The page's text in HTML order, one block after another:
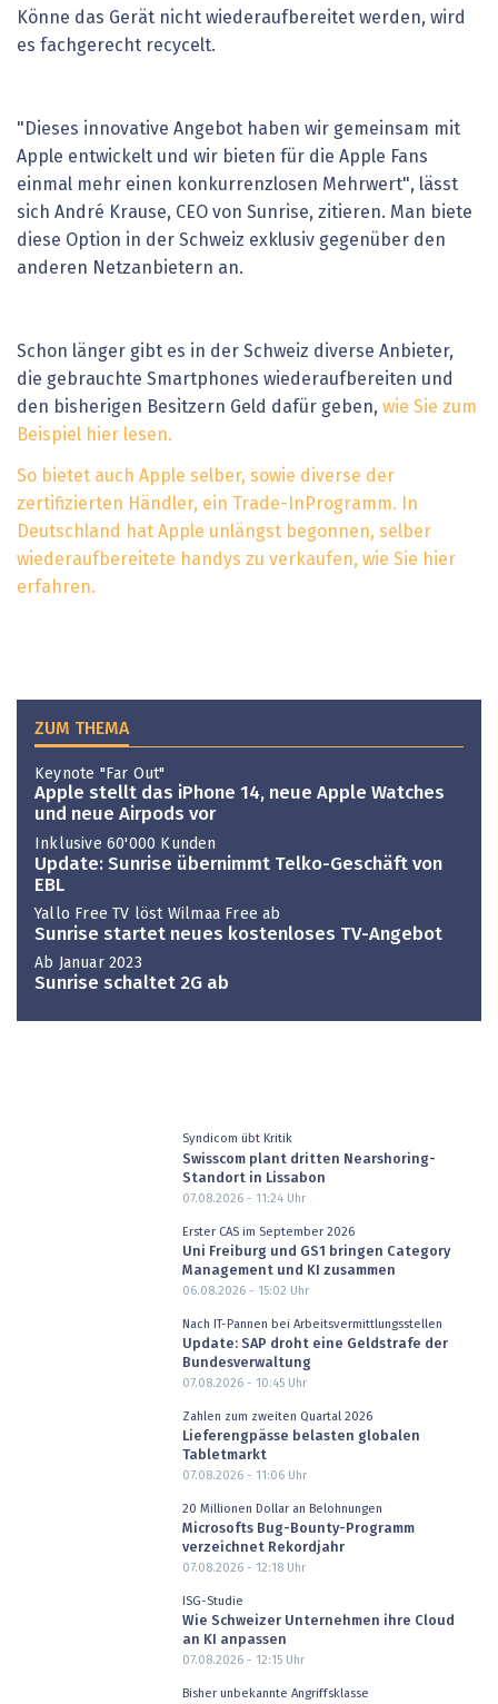
Könne das Gerät nicht wiederaufbereitet werden, wird
es fachgerecht recycelt.
"Dieses innovative Angebot haben wir gemeinsam mit
Apple entwickelt und wir bieten für die Apple Fans
einmal mehr einen konkurrenzlosen Mehrwert", lässt
sich André Krause, CEO von Sunrise, zitieren. Man biete
diese Option in der Schweiz exklusiv gegenüber den
anderen Netzanbietern an.
Schon länger gibt es in der Schweiz diverse Anbieter,
die gebrauchte Smartphones wiederaufbereiten und
den bisherigen Besitzern Geld dafür geben, wie Sie zum
Beispiel hier lesen.
So bietet auch Apple selber, sowie diverse der
zertifizierten Händler, ein Trade-InProgramm. In
Deutschland hat Apple unlängst begonnen, selber
wiederaufbereitete handys zu verkaufen, wie Sie hier
erfahren.
ZUM THEMA
Keynote "Far Out"
Apple stellt das iPhone 14, neue Apple Watches
und neue Airpods vor
Inklusive 60'000 Kunden
Update: Sunrise übernimmt Telko-Geschäft von
EBL
Yallo Free TV löst Wilmaa Free ab
Sunrise startet neues kostenloses TV-Angebot
Ab Januar 2023
Sunrise schaltet 2G ab
Syndicom übt Kritik
Swisscom plant dritten Nearshoring-
Standort in Lissabon
07.08.2026 - 11:24Uhr
Erster CAS im September 2026
Uni Freiburg und GS1 bringen Category
Management und KI zusammen
06.08.2026 - 15:02 Uhr
Nach IT-Pannen bei Arbeitsvermittlungsstellen
Update: SAP droht eine Geldstrafe der
Bundesverwaltung
07.08.2026 - 10:45Uhr
Zahlen zum zweiten Quartal 2026
Lieferengpässe belasten globalen
Tabletmarkt
07.08.2026 - 11:06Uhr
20 Millionen Dollar an Belohnungen
Microsofts Bug-Bounty-Programm
verzeichnet Rekordjahr
07.08.2026 - 12:18Uhr
ISG-Studie
Wie Schweizer Unternehmen ihre Cloud
an KI anpassen
07.08.2026 - 12:15Uhr
Bisher unbekannte Angriffsklasse